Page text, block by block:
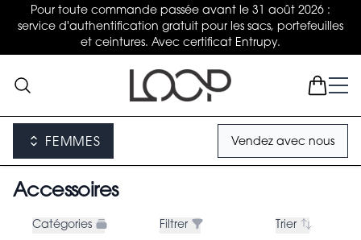
Pour toute commande passée avant le 31 août 2026 :
service d'authentification gratuit pour les sacs, portefeuilles
et ceintures. Avec certificat Entrupy.
FEMMES Vendez avec nous
Accessoires
Catégories Filtrer Trier